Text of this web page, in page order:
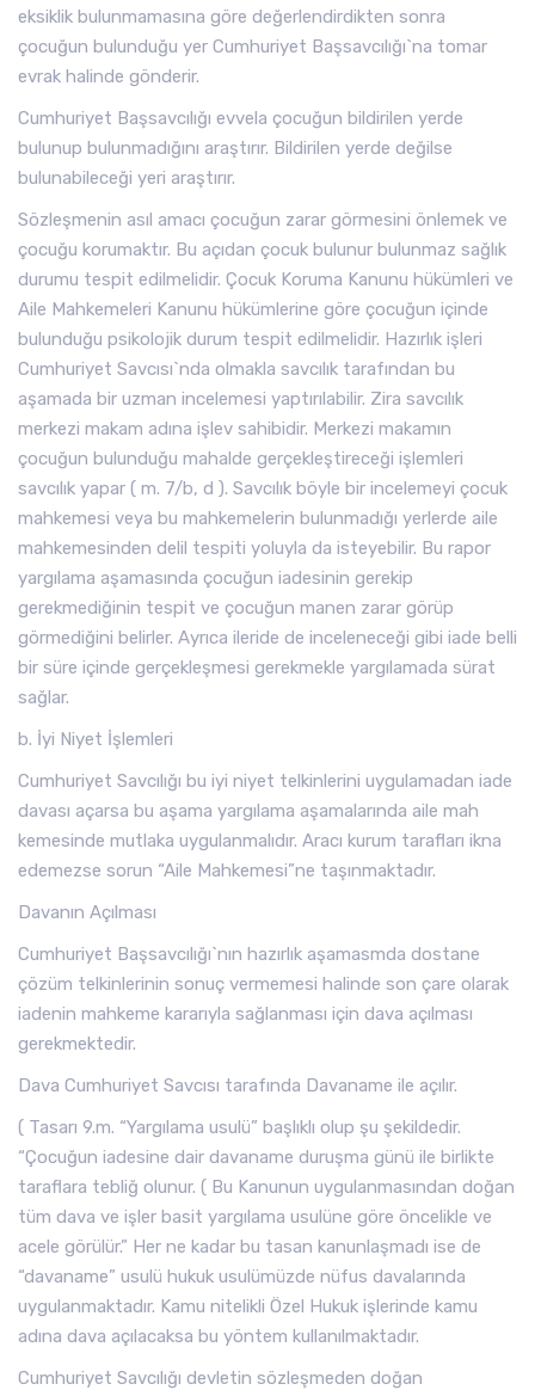
eksiklik bulunmamasına göre değerlendirdikten sonra
çocuğun bulunduğu yer Cumhuriyet Başsavcılığı`na tomar
evrak halinde gönderir.
Cumhuriyet Başsavcılığı evvela çocuğun bildirilen yerde
bulunup bulunmadığını araştırır. Bildirilen yerde değilse
bulunabileceği yeri araştırır.
Sözleşmenin asıl amacı çocuğun zarar görmesini önlemek ve
çocuğu korumaktır. Bu açıdan çocuk bulunur bulunmaz sağlık
durumu tespit edilmelidir. Çocuk Koruma Kanunu hükümleri ve
Aile Mahkemeleri Kanunu hükümlerine göre çocuğun içinde
bulunduğu psikolojik durum tespit edilmelidir. Hazırlık işleri
Cumhuriyet Savcısı`nda olmakla savcılık tarafından bu
aşamada bir uzman incelemesi yaptırılabilir. Zira savcılık
merkezi makam adına işlev sahibidir. Merkezi makamın
çocuğun bulunduğu mahalde gerçekleştireceği işlemleri
savcılık yapar ( m. 7/b, d ). Savcılık böyle bir incelemeyi çocuk
mahkemesi veya bu mahkemelerin bulunmadığı yerlerde aile
mahkemesinden delil tespiti yoluyla da isteyebilir. Bu rapor
yargılama aşamasında çocuğun iadesinin gerekip
gerekmediğinin tespit ve çocuğun manen zarar görüp
görmediğini belirler. Ayrıca ileride de inceleneceği gibi iade belli
bir süre içinde gerçekleşmesi gerekmekle yargılamada sürat
sağlar.
b. İyi Niyet İşlemleri
Cumhuriyet Savcılığı bu iyi niyet telkinlerini uygulamadan iade
davası açarsa bu aşama yargılama aşamalarında aile mah
kemesinde mutlaka uygulanmalıdır. Aracı kurum tarafları ikna
edemezse sorun “Aile Mahkemesi”ne taşınmaktadır.
Davanın Açılması
Cumhuriyet Başsavcılığı`nın hazırlık aşamasmda dostane
çözüm telkinlerinin sonuç vermemesi halinde son çare olarak
iadenin mahkeme kararıyla sağlanması için dava açılması
gerekmektedir.
Dava Cumhuriyet Savcısı tarafında Davaname ile açılır.
( Tasarı 9.m. “Yargılama usulü” başlıklı olup şu şekildedir.
“Çocuğun iadesine dair davaname duruşma günü ile birlikte
taraflara tebliğ olunur. ( Bu Kanunun uygulanmasından doğan
tüm dava ve işler basit yargılama usulüne göre öncelikle ve
acele görülür.” Her ne kadar bu tasan kanunlaşmadı ise de
“davaname” usulü hukuk usulümüzde nüfus davalarında
uygulanmaktadır. Kamu nitelikli Özel Hukuk işlerinde kamu
adına dava açılacaksa bu yöntem kullanılmaktadır.
Cumhuriyet Savcılığı devletin sözleşmeden doğan